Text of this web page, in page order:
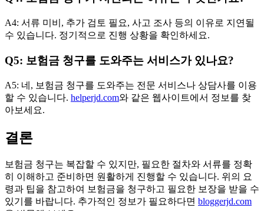
A4: 서류 미비, 추가 검토 필요, 사고 조사 등의 이유로 지연될
수 있습니다. 정기적으로 진행 상황을 확인하세요.
Q5: 보험금 청구를 도와주는 서비스가 있나요?
A5: 네, 보험금 청구를 도와주는 전문 서비스나 상담사를 이용
할 수 있습니다. helperjd.com와 같은 웹사이트에서 정보를 찾
아보세요.
결론
보험금 청구는 복잡할 수 있지만, 필요한 절차와 서류를 정확
히 이해하고 준비하면 원활하게 진행할 수 있습니다. 위의 요
령과 팁을 참고하여 보험금을 청구하고 필요한 보장을 받을 수
있기를 바랍니다. 추가적인 정보가 필요하다면 bloggerjd.com